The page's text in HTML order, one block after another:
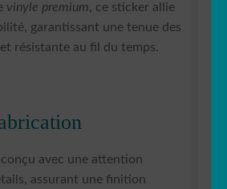
vinyle premium, ce sticker allie
garantissant une tenue des
résistante au fil du temps.
avec une attention
assurant une finition